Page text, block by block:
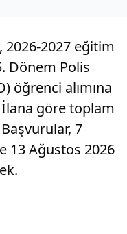
2026-2027 eğitim
Dönem Polis
öğrenci alımına
göre toplam
7
13 Ağustos 2026